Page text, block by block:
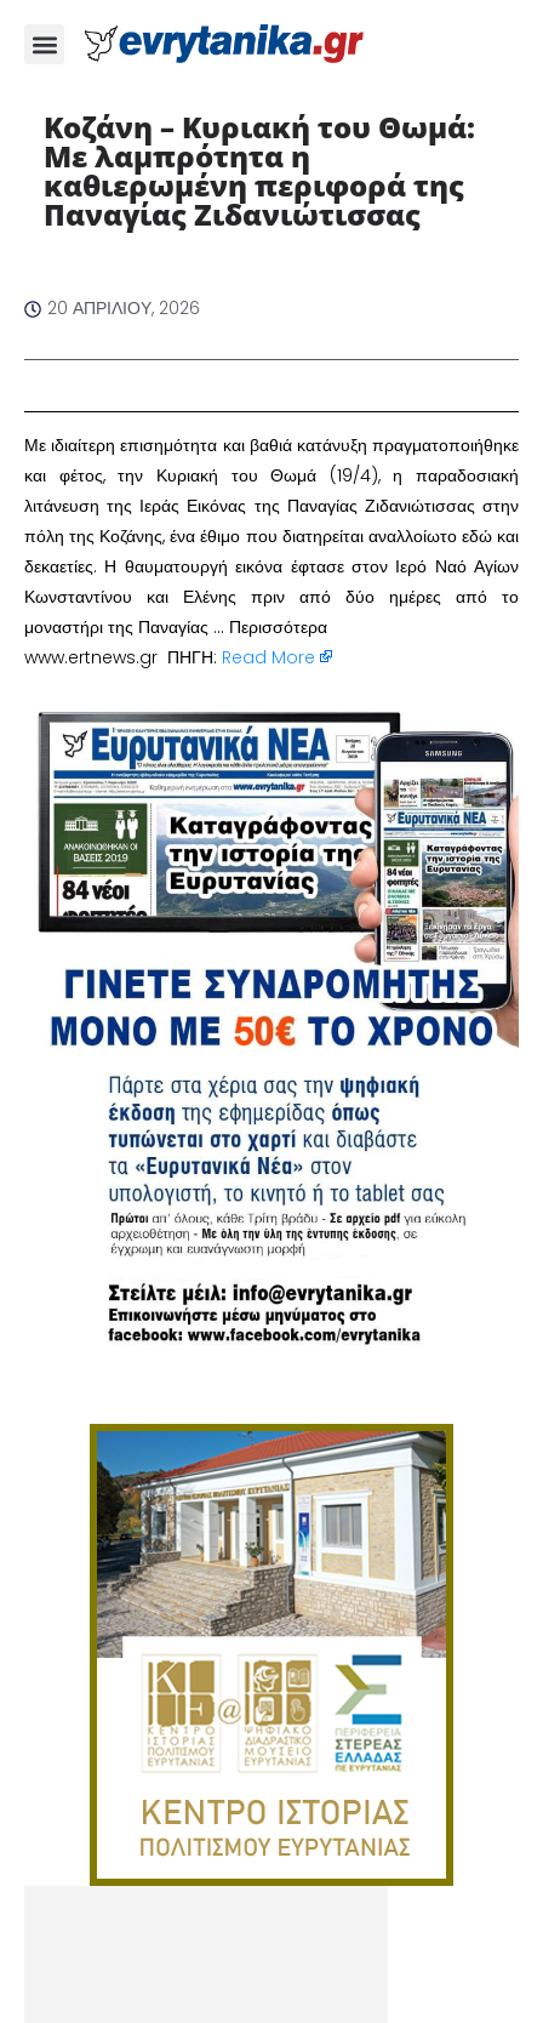
Κοζάνη – Κυριακή του Θωμά:
Με λαμπρότητα η
καθιερωμένη περιφορά της
Παναγίας Ζιδανιώτισσας ​
20 ΑΠΡΙΛΊΟΥ, 2026
​Με ιδιαίτερη επισημότητα και βαθιά κατάνυξη πραγματοποιήθηκε
και φέτος, την Κυριακή του Θωμά (19/4), η παραδοσιακή
λιτάνευση της Ιεράς Εικόνας της Παναγίας Ζιδανιώτισσας στην
πόλη της Κοζάνης, ένα έθιμο που διατηρείται αναλλοίωτο εδώ και
δεκαετίες. Η θαυματουργή εικόνα έφτασε στον Ιερό Ναό Αγίων
Κωνσταντίνου και Ελένης πριν από δύο ημέρες από το
μοναστήρι της Παναγίας … Περισσότερα
www.ertnews.gr ΠΗΓΗ: Read More